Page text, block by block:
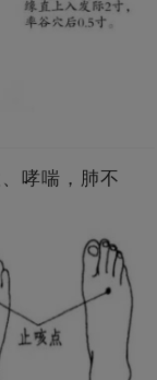
哮喘，肺不